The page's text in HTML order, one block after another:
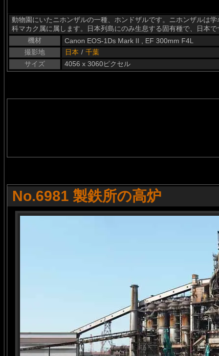
動物園にいたニホンザルの一種、ホンドザルです。ニホンザルは
科マカク属に属します。日本列島にのみ生息する固有種で、日本
機材
Canon EOS-1Ds Mark II , EF 300mm F4L
撮影地
日本 / 千葉
サイズ
4056 x 3060ピクセル
No.6981 製鉄所の高炉